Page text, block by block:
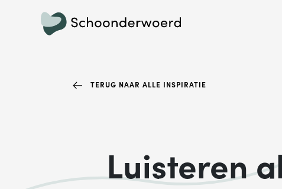
TERUG NAAR ALLE INSPIRATIE
Luisteren